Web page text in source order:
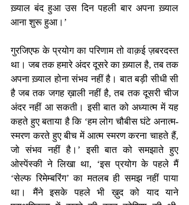
ख़्याल बंद हुआ उस दिन पहली बार अपना ख़्याल
आना शुरू हुआ।’
गुरजिएफ के प्रयोग का परिणाम तो वाक़ई ज़बरदस्त
था। जब तक हमारे अंदर दूसरे का ख़्याल है, तब तक
अपना ख़्याल होना संभव नहीं है। बात बड़ी सीधी सी
है जब तक जगह ख़ाली नहीं है, तब तक दूसरी चीज
अंदर नहीं आ सकती। इसी बात को अध्यात्म में यह
कहते हुए बताया है कि ‘हम लोग चौबीस घंटे अनात्म-
स्मरण करते हुए बीच में आत्म स्मरण करना चाहते हैं,
जो संभव नहीं है।’ इसी बात को समझाते हुए
ओस्पेंस्की ने लिखा था, ‘इस प्रयोग के पहले मैं
‘सेल्फ रिमेम्बरिंग’ का मतलब ही समझ नहीं पाया
था। मैंने इसके पहले भी ख़ुद को याद याने